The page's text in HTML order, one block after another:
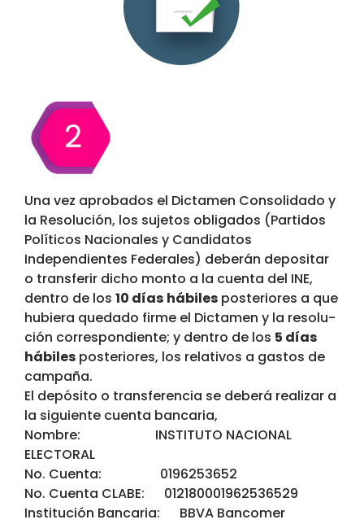
Una vez aprobados el Dictamen Consolidado y
la Resolución, los sujetos obligados (Partidos
Políticos Nacionales y Candidatos
Independientes Federales) deberán depositar
o transferir dicho monto a la cuenta del INE,
dentro de los 10 días hábiles posteriores a que
hubiera quedado firme el Dictamen y la resolu­
ción correspondiente; y dentro de los 5 días
hábiles posteriores, los relativos a gastos de
campaña.
El depósito o transferencia se deberá realizar a
la siguiente cuenta bancaria,
Nombre: INSTITUTO NACIONAL
ELECTORAL
No. Cuenta: 0196253652
No. Cuenta CLABE: 012180001962536529
Institución Bancaria: BBVA Bancomer